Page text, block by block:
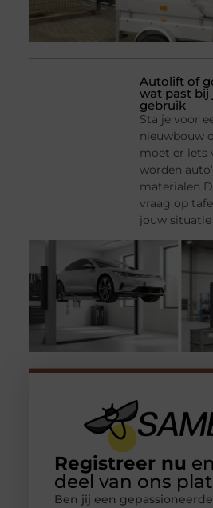
Autolift of
wat past bij
gebruik
Sta je voor
nieuwbouw
moet er iets
worden
materialen
vraag op
jouw situatie
Registreer nu
deel van ons
Ben jij een